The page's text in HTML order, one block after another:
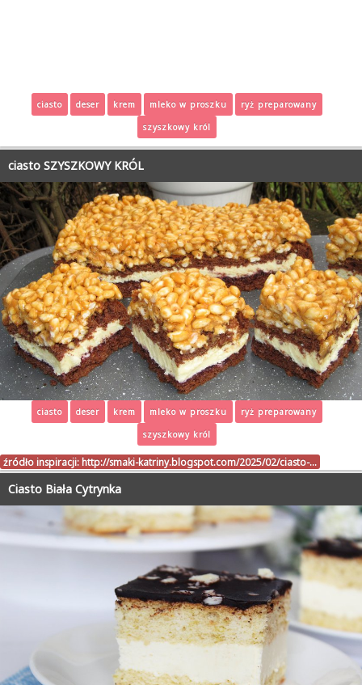
ciasto deser krem mleko w proszku
ryż preparowany
szyszkowy król
ciasto SZYSZKOWY KRÓL
ciasto deser krem mleko w proszku
ryż preparowany
szyszkowy król
źródło inspiracji: http://smaki-katriny.blogspot.com/2025/02/ciasto-…
Ciasto Biała Cytrynka